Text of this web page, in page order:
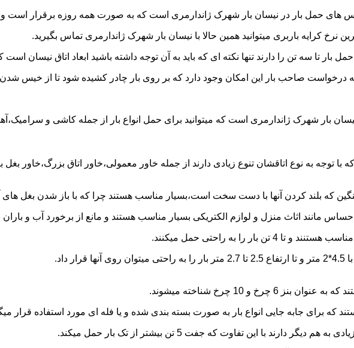
حمل بار در نیسان بار شهرک ژاندارمری است که به صورت همه روزه برقرار است و
نرخ کرایه باربری میتوانید همین حالا با نیسان بار شهرک ژاندارمری تماس بگیرید.
به درخواست صاحب بار این امکان وجود دارد که بر روی بار چادر کشیده شود تا از خیس
بار شهرک ژاندارمری است که میتوانید برای حمل انواع بار از جمله کاشی و
با توجه به نوع اتاقشان تنوع زیادی دارند از جمله خاور معمولی،خاور اتاق بزرگ،خاور
که بلند کردن آنها با دست سخت است،بسیار مناسب هستند چرا که با باز شدن بغل های
مانند اثاث منزل و لوازم الکتریکی بسیار مناسب هستند و مانع از برخورد آب و باران
را به راحتی حمل میکنند.
و 10 چرخ شناخته میشوند.
برای جابه جایی انواع بار به صورت بسته بندی شده و یا فله ای مورد استفاده قرار
با این تفاوت که جفت 5 تن بیشتر از تک بار حمل میکند.